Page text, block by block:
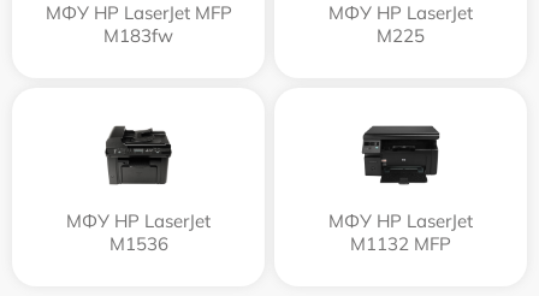
МФУ HP LaserJet MFP
M183fw
МФУ HP LaserJet
M225
МФУ HP LaserJet
M1536
МФУ HP LaserJet
M1132 MFP